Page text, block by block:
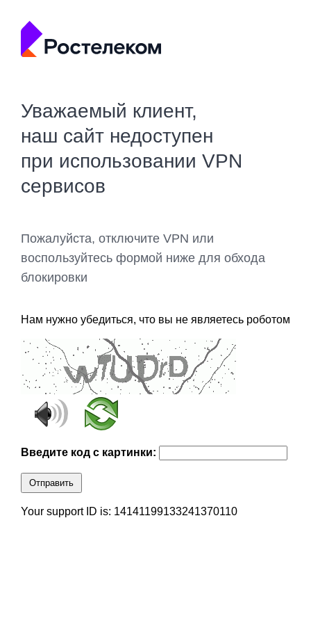
Уважаемый клиент,
наш сайт недоступен
при использовании VPN
сервисов
Пожалуйста, отключите VPN или
воспользуйтесь формой ниже для обхода
блокировки
Нам нужно убедиться, что вы не являетесь роботом
Введите код с картинки:
Отправить
Your support ID is: 14141199133241370110